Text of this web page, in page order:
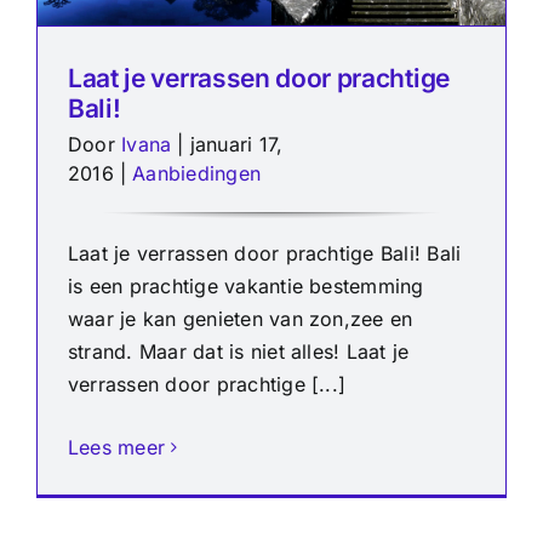
Laat je verrassen door prachtige
Bali!
Door Ivana
januari 17,
2016
Aanbiedingen
Laat je verrassen door prachtige Bali! Bali
is een prachtige vakantie bestemming
waar je kan genieten van zon,zee en
strand. Maar dat is niet alles! Laat je
verrassen door prachtige [...]
Lees meer